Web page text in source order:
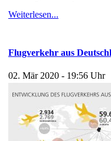
Weiterlesen...
Flugverkehr aus
02. Mär 2020 - 19:56 Uhr